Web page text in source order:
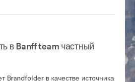
в Banff team частный
Brandfolder в качестве источника